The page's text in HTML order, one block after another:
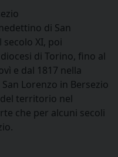
di San
secolo XI, poi
di Torino, fino al
e dal 1817 nella
Lorenzo in Bersezio
territorio nel
che per alcuni secoli